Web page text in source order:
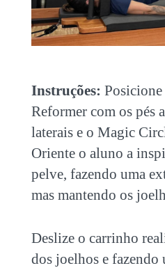
Instruções:
Reformer com os pés
laterais e o Magic
Oriente o aluno a
pelve, fazendo uma
mas mantendo os
Deslize o carrinho
dos joelhos e fazendo